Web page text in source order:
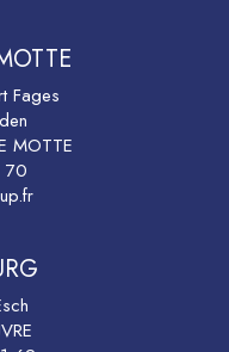
Fages
MOTTE
70